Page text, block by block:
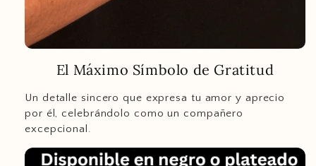
El Máximo Símbolo de Gratitud
Un detalle sincero que expresa tu amor y aprecio
por él, celebrándolo como un compañero
excepcional.